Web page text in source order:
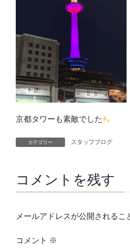
京都タワーも素敵でした
カテゴリー スタッフブログ
コメントを残す
メールアドレスが公開されるこ
コメント ※